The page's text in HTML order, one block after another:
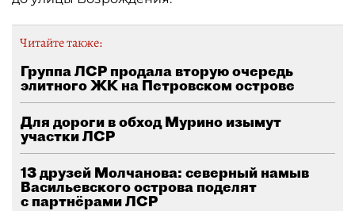
Читайте также:
Группа ЛСР продала вторую очередь
элитного ЖК на Петровском острове
Для дороги в обход Мурино изымут
участки ЛСР
13 друзей Молчанова: северный намыв
Васильевского острова поделят
с партнёрами ЛСР